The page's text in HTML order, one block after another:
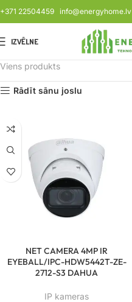
+371 22504459 info@energyhome.lv
IZVĒLNE
Viens produkts
Rādīt sānu joslu
NET CAMERA 4MP IR
EYEBALL/IPC-HDW5442T-ZE-
2712-S3 DAHUA
IP kameras